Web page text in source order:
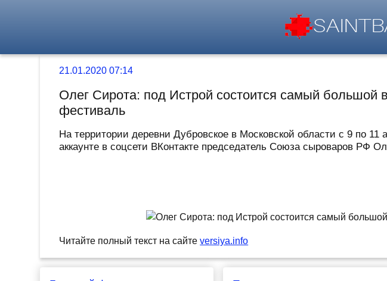
21.01.2020 07:14
Олег Сирота: под Истрой состоится самый
фестиваль
На территории деревни Дубровское в Московской области с 9 по
аккаунте в соцсети ВКонтакте председатель Союза сыроваров РФ
Читайте полный текст на сайтеversiya.info